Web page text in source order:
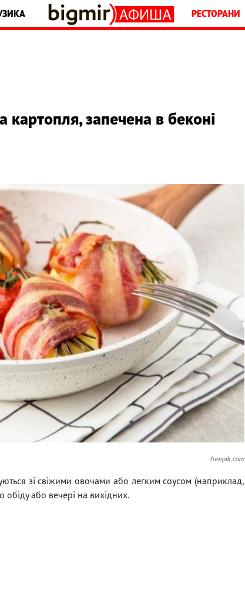
РЕСТОРАНИ
запечена в беконі
freepik.com
зі свіжими овочами або легким соусом (наприклад,
обіду або вечері на вихідних.